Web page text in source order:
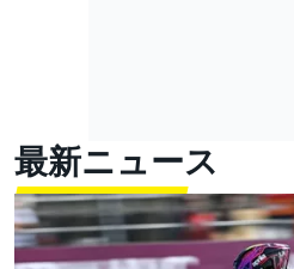
最新ニュース